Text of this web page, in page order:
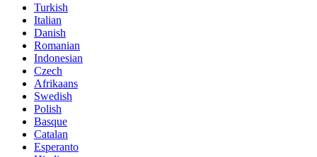
Turkish
Italian
Danish
Romanian
Indonesian
Czech
Afrikaans
Swedish
Polish
Basque
Catalan
Esperanto